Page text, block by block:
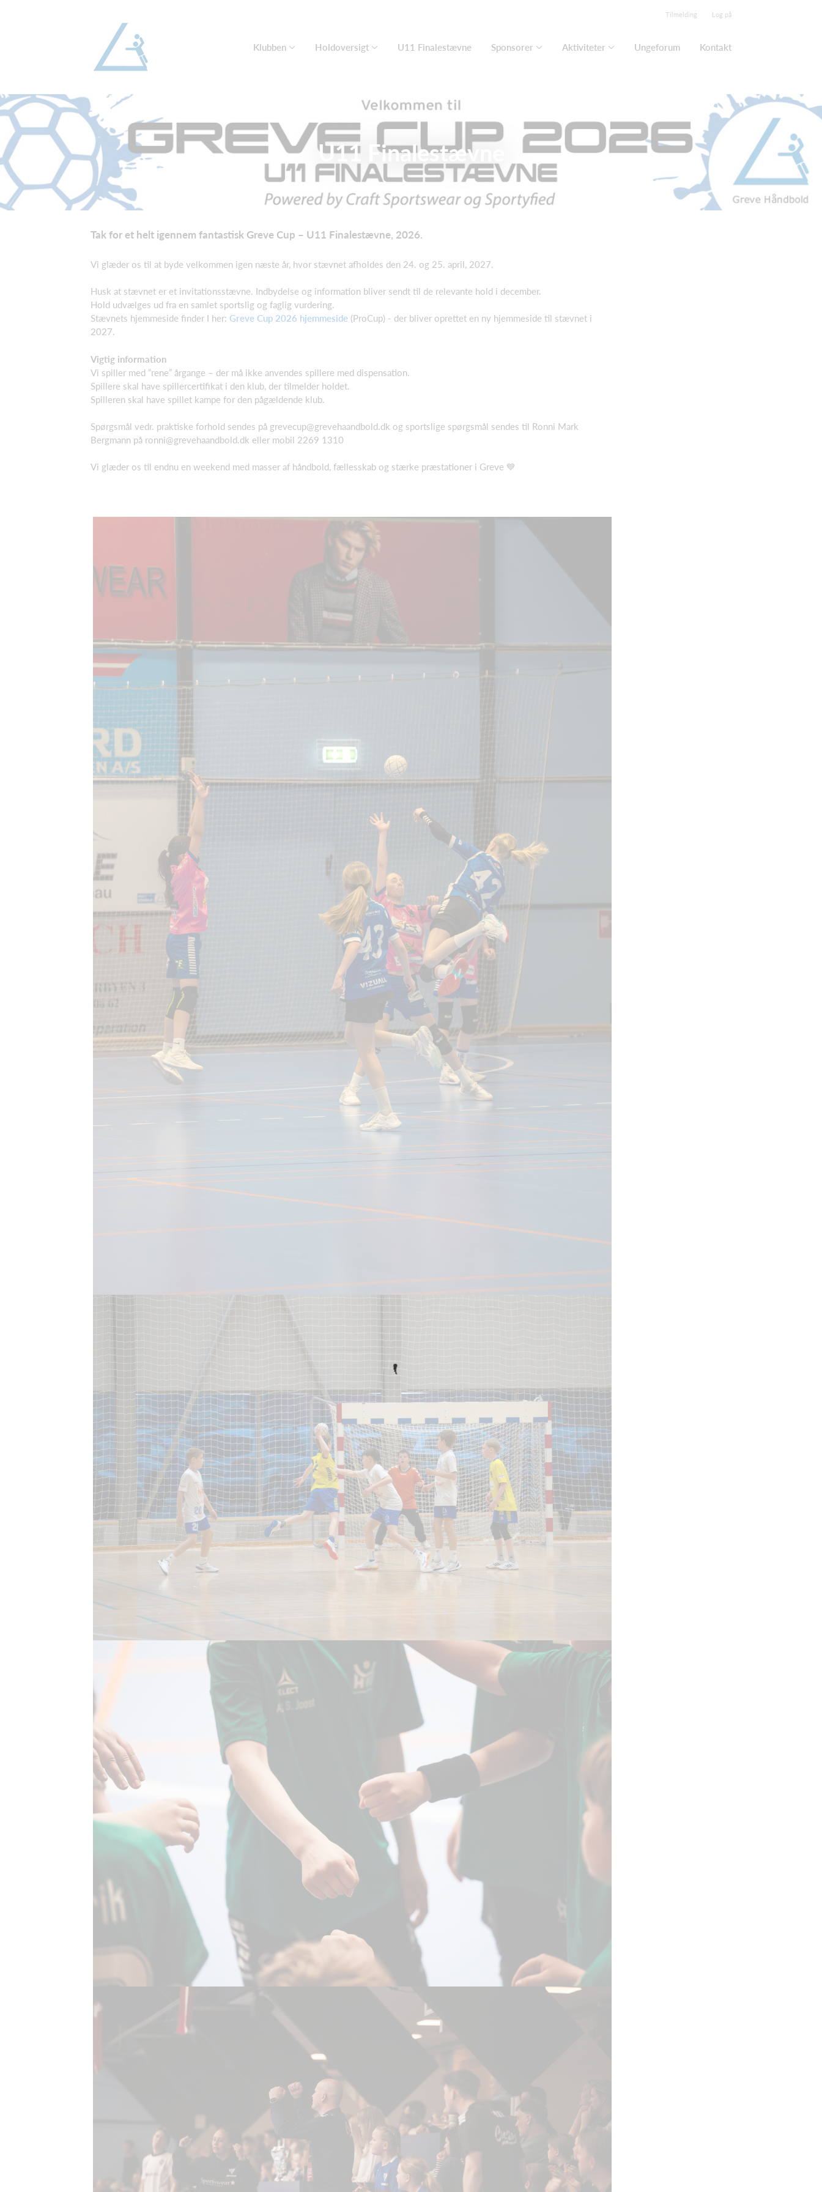
Tilmelding Log på
Klubben Holdoversigt U11 Finalestævne Sponsorer Aktiviteter Ungeforum Kontakt
U11 Finalestævne
Tak for et helt igennem fantastisk Greve Cup – U11 Finalestævne, 2026.
Vi glæder os til at byde velkommen igen næste år, hvor stævnet afholdes den 24. og 25. april, 2027.
Husk at stævnet er et invitationsstævne. Indbydelse og information bliver sendt til de relevante hold i december.
Hold udvælges ud fra en samlet sportslig og faglig vurdering.
Stævnets hjemmeside finder I her: Greve Cup 2026 hjemmeside (ProCup) - der bliver oprettet en ny hjemmeside til stævnet i
2027.
Vigtig information
Vi spiller med ”rene” årgange – der må ikke anvendes spillere med dispensation.
Spillere skal have spillercertifikat i den klub, der tilmelder holdet.
Spilleren skal have spillet kampe for den pågældende klub.
Spørgsmål vedr. praktiske forhold sendes på grevecup@grevehaandbold.dk og sportslige spørgsmål sendes til Ronni Mark
Bergmann på ronni@grevehaandbold.dk eller mobil 2269 1310
Vi glæder os til endnu en weekend med masser af håndbold, fællesskab og stærke præstationer i Greve 💙